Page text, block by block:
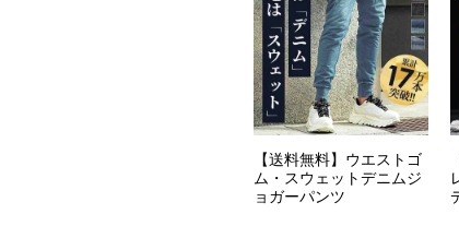
【送料無料】ウエストゴ
ム・スウェットデニムジ
ョガーパンツ